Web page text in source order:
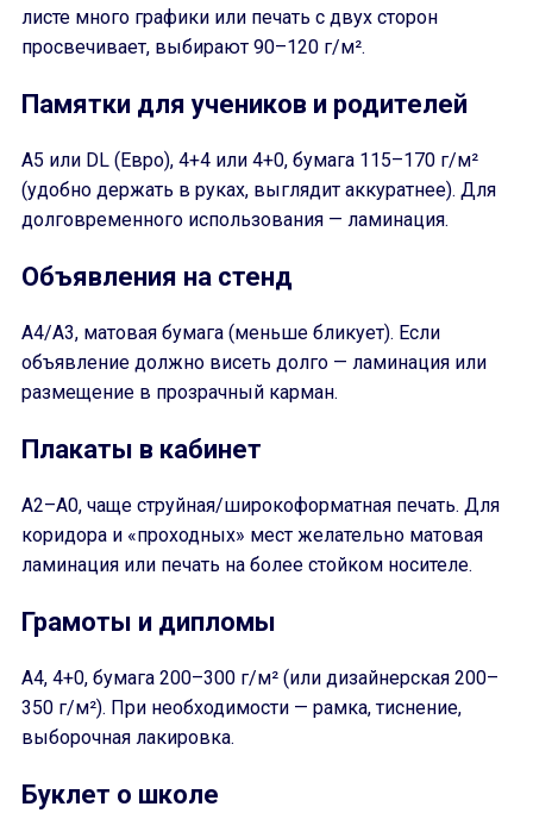
листе много графики или печать с двух сторон
просвечивает, выбирают 90–120 г/м².
Памятки для учеников и родителей
A5 или DL (Евро), 4+4 или 4+0, бумага 115–170 г/м²
(удобно держать в руках, выглядит аккуратнее). Для
долговременного использования — ламинация.
Объявления на стенд
A4/A3, матовая бумага (меньше бликует). Если
объявление должно висеть долго — ламинация или
размещение в прозрачный карман.
Плакаты в кабинет
A2–A0, чаще струйная/широкоформатная печать. Для
коридора и «проходных» мест желательно матовая
ламинация или печать на более стойком носителе.
Грамоты и дипломы
A4, 4+0, бумага 200–300 г/м² (или дизайнерская 200–
350 г/м²). При необходимости — рамка, тиснение,
выборочная лакировка.
Буклет о школе